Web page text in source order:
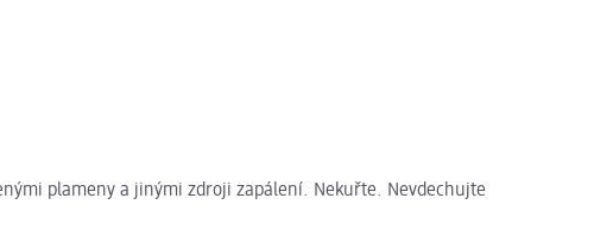
plameny a jinými zdroji zapálení. Nekuřte. Nevdechujte